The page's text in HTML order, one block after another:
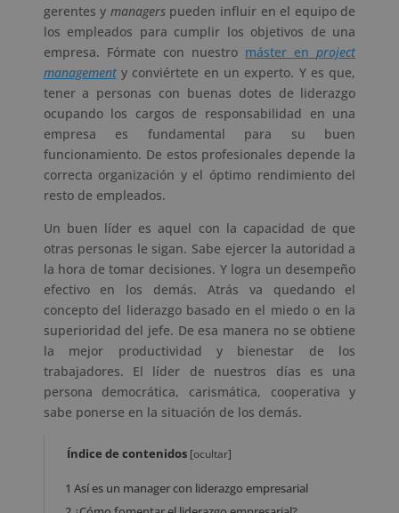
gerentes y managers pueden influir en el equipo de
los empleados para cumplir los objetivos de una
empresa. Fórmate con nuestro máster enproject
managementy conviértete en un experto. Y es que,
tener a personas con buenas dotes de liderazgo
ocupando los cargos de responsabilidad en una
empresa es fundamental para su buen
funcionamiento. De estos profesionales depende la
correcta organización y el óptimo rendimiento del
resto de empleados.
Un buen líder es aquel con la capacidad de que
otras personas le sigan. Sabe ejercer la autoridad a
la hora de tomar decisiones. Y logra un desempeño
efectivo en los demás. Atrás va quedando el
concepto del liderazgo basado en el miedo o en la
superioridad del jefe. De esa manera no se obtiene
la mejor productividad y bienestar de los
trabajadores. El líder de nuestros días es una
persona democrática, carismática, cooperativa y
sabe ponerse en la situación de los demás.
Índice de contenidos [ocultar]
1 Así es un manager con liderazgo empresarial